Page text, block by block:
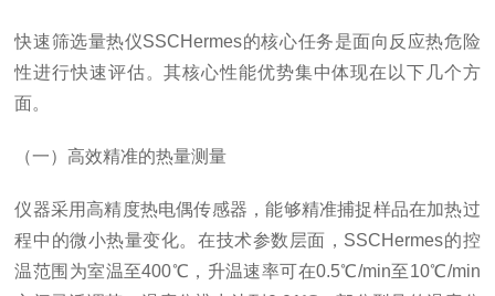
快速筛选量热仪SSCHermes的核心任务是面向反应热危险
性进行快速评估。其核心性能优势集中体现在以下几个方
面。
（一）高效精准的热量测量
仪器采用高精度热电偶传感器，能够精准捕捉样品在加热过
程中的微小热量变化。在技术参数层面，SSCHermes的控
温范围为室温至400℃，升温速率可在0.5℃/min至10℃/min